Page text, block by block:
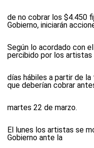
de no cobrar los $4.450
Gobierno, iniciarán
Según lo acordado con
percibido por los artistas
días hábiles a partir de
que deberían cobrar
martes 22 de marzo.
El lunes los artistas se
Gobierno ante la